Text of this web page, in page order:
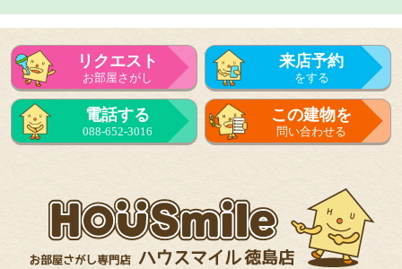
リクエスト
お部屋さがし
来店予約
をする
来店予約
をする
電話する
088-652-3016
この建物を
問い合わせる